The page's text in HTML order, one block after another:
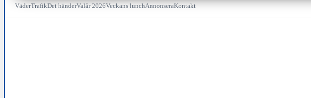
VäderTrafikDet händerValår 2026Veckans lunchAnnonseraKontakt